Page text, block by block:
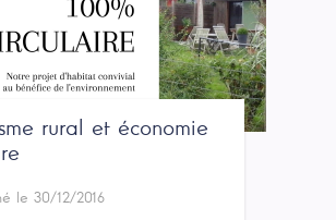
rural et économie
le 30/12/2016